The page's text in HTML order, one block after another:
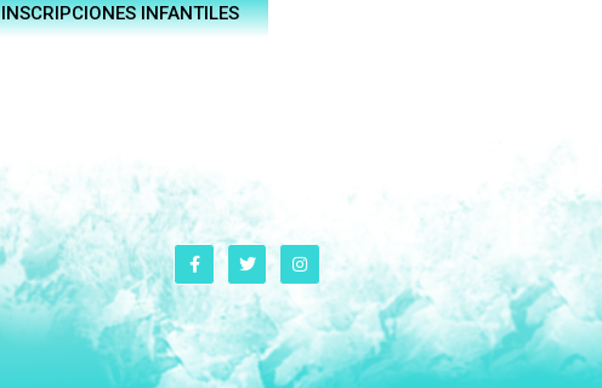
INSCRIPCIONES INFANTILES